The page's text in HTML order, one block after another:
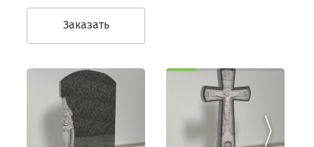
Заказать